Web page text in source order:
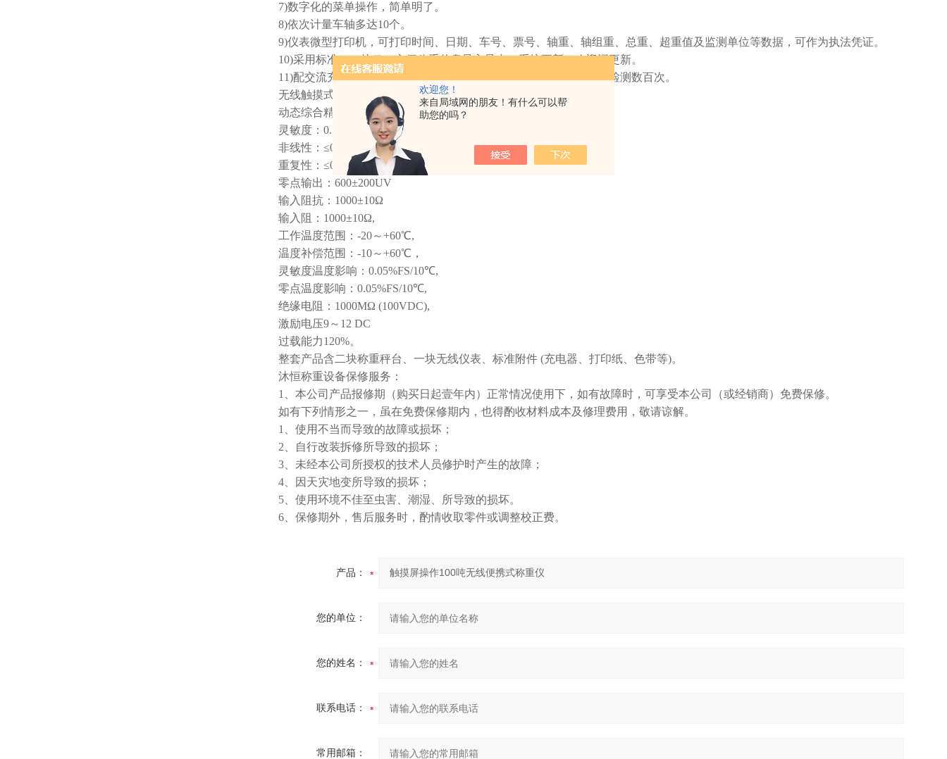
欢迎您！
来自局域网的朋友！有什么可以帮
助您的吗？
7)数字化的菜单操作，简单明了。
8)依次计量车轴多达10个。
9)仪表微型打印机，可打印时间、日期、车号、票号、轴重、轴组重、总重、超重值及监测单位等数据，可作为执法凭证。
10)采用标准USB接口，方便称重信息导入导出，系统更新，欢迎词更新。
11)配交流充电器与车载充电器，内置高容量蓄电池，充电一次，可检测数百次。
无线触摸式汽车称重仪技术参数：
动态综合精度：±3.0%FS
灵敏度：0.7±0.1mV/V
非线性：≤0.30%FS
重复性：≤0.05%FS
零点输出：600±200UV
输入阻抗：1000±10Ω
输入阻：1000±10Ω,
工作温度范围：-20～+60℃,
温度补偿范围：-10～+60℃，
灵敏度温度影响：0.05%FS/10℃,
零点温度影响：0.05%FS/10℃,
绝缘电阻：1000MΩ (100VDC),
激励电压9～12 DC
过载能力120%。
整套产品含二块称重秤台、一块无线仪表、标准附件 (充电器、打印纸、色带等)。
沐恒称重设备保修服务：
1、本公司产品报修期（购买日起壹年内）正常情况使用下，如有故障时，可享受本公司（或经销商）免费保修。
如有下列情形之一，虽在免费保修期内，也得酌收材料成本及修理费用，敬请谅解。
1、使用不当而导致的故障或损坏；
2、自行改装拆修所导致的损坏；
3、未经本公司所授权的技术人员修护时产生的故障；
4、因天灾地变所导致的损坏；
5、使用环境不佳至虫害、潮湿、所导致的损坏。
6、保修期外，售后服务时，酌情收取零件或调整校正费。
产品：
您的单位：
您的姓名：
联系电话：
常用邮箱：